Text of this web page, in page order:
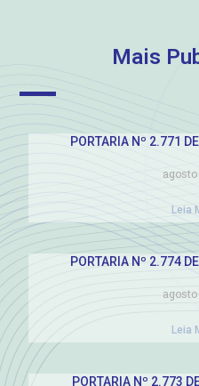
Mais
PORTARIA Nº 2.771
agosto
Leia
PORTARIA Nº 2.774
agosto
Leia
PORTARIA Nº 2.773